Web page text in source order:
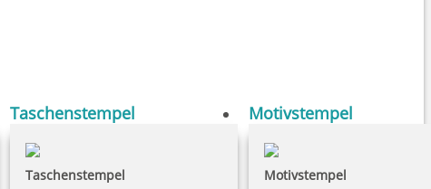
Taschenstempel
Taschenstempel
Motivstempel
Motivstempel